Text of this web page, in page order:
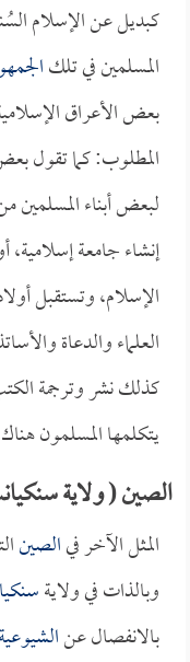
كبديل عن الإسلام
المسلمين في تلك
بعض الأعراق
المطلوب: كما تقول
لبعض أبناء المسلمين
إنشاء جامعة إسلامية،
الإسلام، وتستقبل
العلماء والدعاة
كذلك نشر وترجمة
يتكلمها المسلمون
الصين ( ولاية
المثل الآخر فيالصين
وبالذات في ولاية
بالانفصال عنالشيوعية